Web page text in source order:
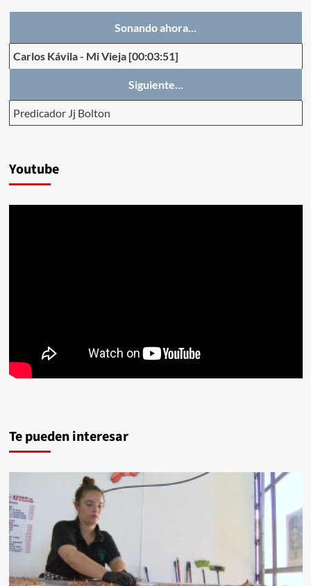
Sonando ahora...
Carlos Kávila- Mi Vieja [00:03:51]
Siguiente...
Predicador Jj Bolton
Youtube
Te pueden interesar